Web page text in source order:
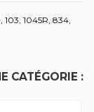
1045R, 834,
CATÉGORIE :